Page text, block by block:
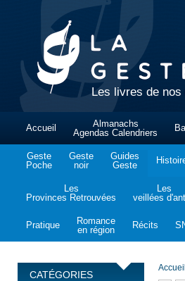
Les livres de nos
Accueil
Almanachs
Agendas Calendriers
Geste
Poche
Geste
noir
Guides
Geste
Les
Provinces Retrouvées
Les
veillées
Pratique
Romance
en région
Récits
CATÉGORIES
Accueil